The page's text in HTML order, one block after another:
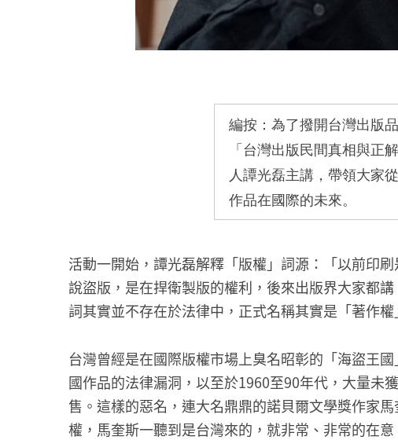
編按：為了撥開台灣出版
「台灣出版民間真相與正
人譚光磊主講，帶領大家
作品在國際的未來。
活動一開始，譚光磊解釋「版權」詞源：「以前印
說盜版，是在捍衛製版的權利，後來出版界大家都
詞其實並不存在於法律中，正式名稱其實是「著作權
台灣曾經是在國際版權市場上臭名昭彰的「海盜王
國作品的法律漏洞，以至於1960至90年代，大量未
售。這樣的惡名，連大名鼎鼎的諾貝爾文學獎作家
權，馬奎斯一聽到是台灣來的，就非常、非常的在